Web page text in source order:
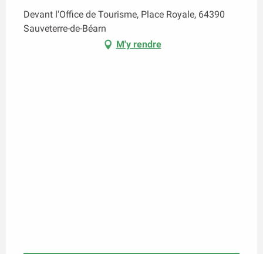
Devant l'Office de Tourisme, Place Royale, 64390
Sauveterre-de-Béarn
M'y rendre